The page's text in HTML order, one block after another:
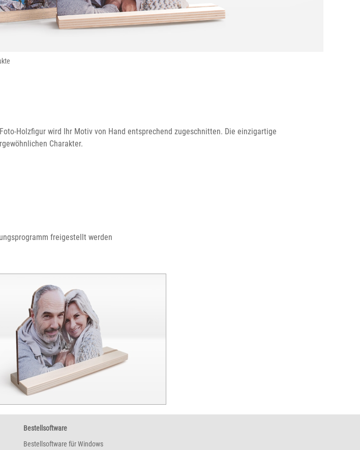
Holzfigur wird Ihr Motiv von Hand entsprechend zugeschnitten. Die einzigartige
Charakter.
freigestellt werden
Bestellsoftware
Bestellsoftware für Windows